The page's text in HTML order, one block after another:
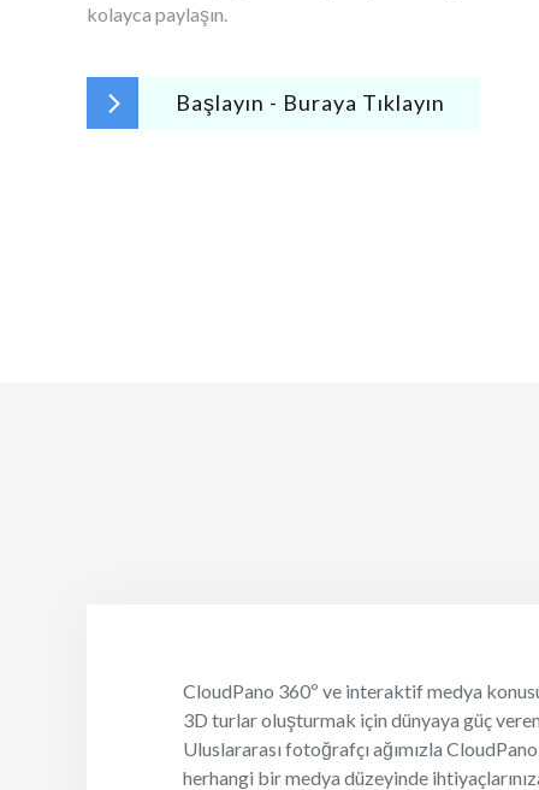
kolayca paylaşın.
Başlayın - Buraya Tıklayın
CloudPano 360º ve interaktif medya
3D turlar oluşturmak için dünyaya güç
Uluslararası fotoğrafçı ağımızla
herhangi bir medya düzeyinde